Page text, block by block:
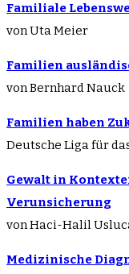
Familiale
von Uta Meier
Familien
von Bernhard Nauck
Familien haben
Deutsche Liga für
Gewalt in
Verunsicherung
von Haci-Halil
Medizinische